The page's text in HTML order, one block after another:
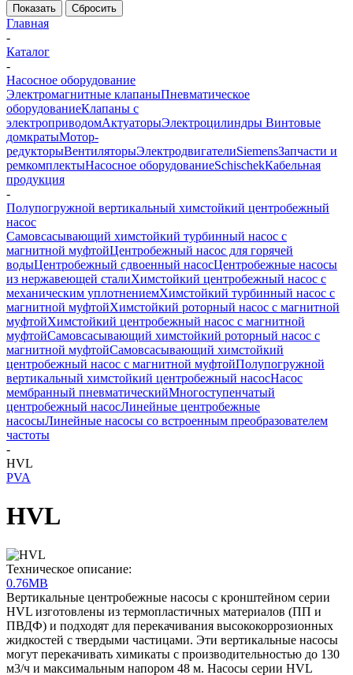
Показать Сбросить
Главная
-
Каталог
-
Насосное оборудование
Электромагнитные клапаныПневматическое
оборудованиеКлапаны с
электроприводомАктуаторыЭлектроцилиндры Винтовые
домкратыМотор-
редукторыВентиляторыЭлектродвигателиSiemensЗапчасти и
ремкомплектыНасосное оборудованиеSchischekКабельная
продукция
-
Полупогружной вертикальный химстойкий центробежный
насос
Самовсасывающий химстойкий турбинный насос с
магнитной муфтойЦентробежный насос для горячей
водыЦентробежный cдвоенный насосЦентробежные насосы
из нержавеющей сталиХимстойкий центробежный насос с
механическим уплотнениемХимстойкий турбинный насос с
магнитной муфтойХимстойкий роторный насос с магнитной
муфтойХимстойкий центробежный насос с магнитной
муфтойСамовсасывающий химстойкий роторный насос с
магнитной муфтойСамовсасывающий химстойкий
центробежный насос с магнитной муфтойПолупогружной
вертикальный химстойкий центробежный насосНасос
мембранный пневматическийМногоступенчатый
центробежный насосЛинейные центробежные
насосыЛинейные насосы со встроенным преобразователем
частоты
-
HVL
PVA
HVL
Техническое описание:
0.76MB
Вертикальные центробежные насосы с кронштейном серии
HVL изготовлены из термопластичных материалов (ПП и
ПВДФ) и подходят для перекачивания высококоррозионных
жидкостей с твердыми частицами. Эти вертикальные насосы
могут перекачивать химикаты с производительностью до 130
м3/ч и максимальным напором 48 м. Насосы серии HVL